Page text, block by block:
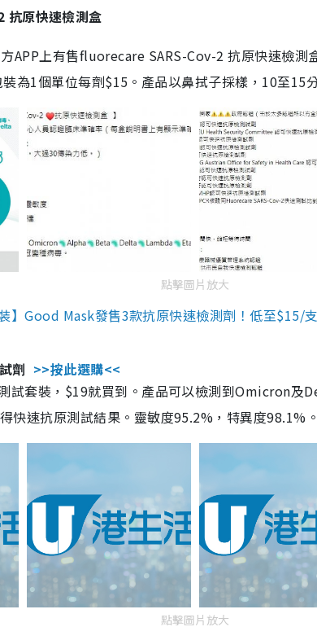
原快速檢測盒
APP上有售fluorecare SARS-Cov-2 抗原快速檢測
為1個單位每劑$15。產品以鼻拭子採樣，10至15
點擊圖片放大
】Good Mask發售3款抗原快速檢測劑！低至$15/
劑 >>按此選購<<
試套裝，$19就買到。產品可以檢測到Omicron及
快速抗原測試結果。靈敏度95.2%，特異度98.1%。
點擊圖片放大